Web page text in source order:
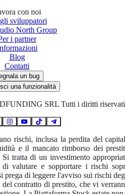
con noi
sviluppatori
North Group
i partner
Blog
Contatti
un bug
una funzionalità
SRL Tutti i diritti riservati
rischi, inclusa la perdita del
e il mancato rimborso dei
tratta di un investimento
valutare e sopportare i rischi
prega di leggere l'avviso sui rischi
contratto di prestito, che vi